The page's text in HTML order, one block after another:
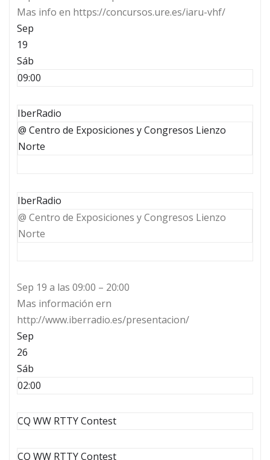
Mas info en https://concursos.ure.es/iaru-vhf/
Sep
19
Sáb
09:00
IberRadio
@ Centro de Exposiciones y Congresos Lienzo
Norte
IberRadio
@ Centro de Exposiciones y Congresos Lienzo
Norte
Sep 19 a las 09:00 – 20:00
Mas información ern
http://www.iberradio.es/presentacion/
Sep
26
Sáb
02:00
CQ WW RTTY Contest
CQ WW RTTY Contest